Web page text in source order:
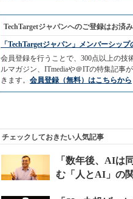
TechTargetジャパンへのご登録はお済
「TechTargetジャパン」メンバーシッ
会員登録を行うことで、300点以上の
ルマガジン、ITmediaや＠ITの特集記事
きます。 会員登録（無料）はこちらから
チェックしておきたい人気記事